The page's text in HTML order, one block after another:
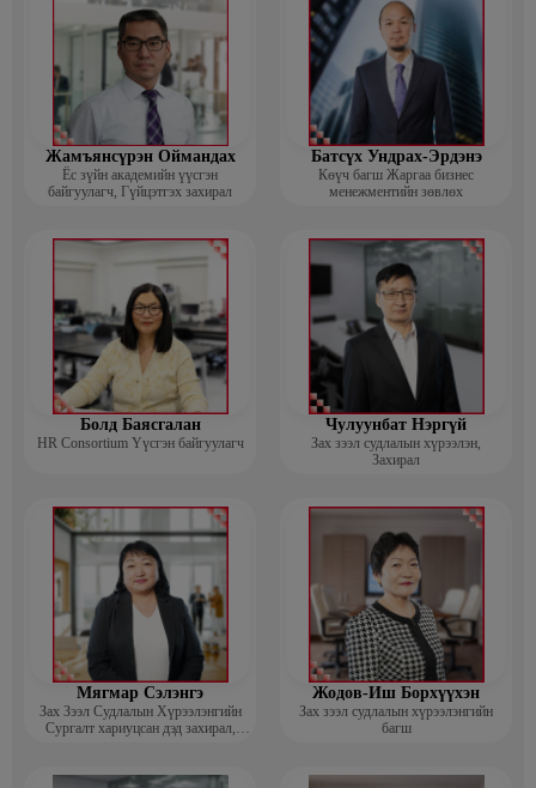
Жамъянсүрэн Оймандах
Ёс зүйн академийн үүсгэн
байгуулагч, Гүйцэтгэх захирал
Батсүх Ундрах-Эрдэнэ
Көүч багш Жаргаа бизнес
менежментийн зөвлөх
Болд Баясгалан
HR Consortium Үүсгэн байгуулагч
Чулуунбат Нэргүй
Зах зээл судлалын хүрээлэн,
Захирал
Мягмар Сэлэнгэ
Зах Зээл Судлалын Хүрээлэнгийн
Сургалт хариуцсан дэд захирал,
Жодов-Иш Борхүүхэн
Зах зээл судлалын хүрээлэнгийн
багш